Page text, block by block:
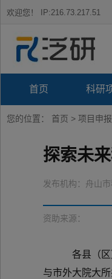
欢迎您！ IP:216.73.217.51
首页 科研
您的位置： 首页 > 项目申报
探索未
发布机构： 舟山
资助来源：
各县（
与市外大院大